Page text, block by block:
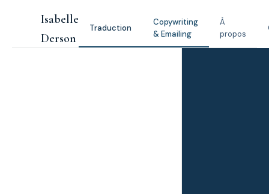
Isabelle
Derson
Traduction
Copywriting
& Emailing
À
propos